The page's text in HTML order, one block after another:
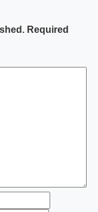
Required